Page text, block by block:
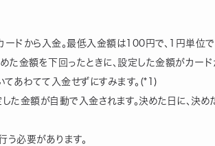
ードから入金。最低入金額は100円で、1円単位で
めた金額を下回ったときに、設定した金額がカー
あわてて入金せずにすみます。(*1)
した金額が自動で入金されます。決めた日に、決
必要があります。